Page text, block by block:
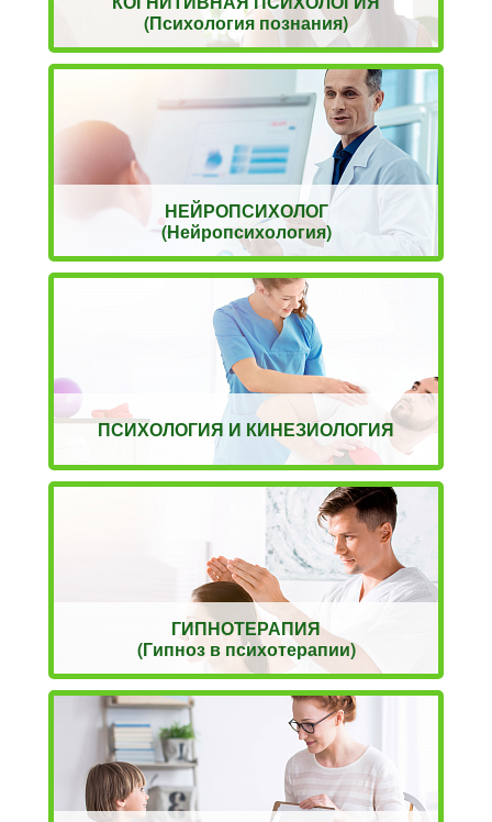
(Психология познания)
НЕЙРОПСИХОЛОГ
(Нейропсихология)
ПСИХОЛОГИЯ И КИНЕЗИОЛОГИЯ
ГИПНОТЕРАПИЯ
(Гипноз в психотерапии)